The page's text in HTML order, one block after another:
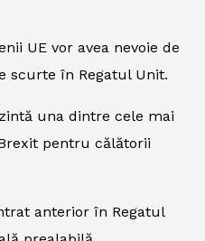
UE vor avea nevoie de
scurte în Regatul Unit.
una dintre cele mai
pentru călătorii
anterior în Regatul